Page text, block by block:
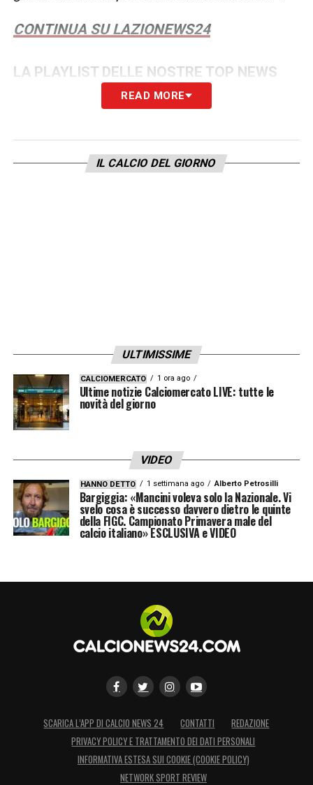
CONTINUA SU LAZIONEWS24
LA PLAYLIST DELLE NOSTRE TOP NEWS
READ MORE
IL CALCIO DEL GIORNO
ULTIMISSIME
CALCIOMERCATO 1 ora ago
Ultime notizie Calciomercato LIVE: tutte le
novità del giorno
VIDEO
HANNO DETTO 1 settimana ago Alberto Petrosilli
Bargiggia: «Mancini voleva solo la Nazionale. Vi
svelo cosa è successo davvero dietro le quinte
della FIGC. Campionato Primavera male del
calcio italiano» ESCLUSIVA e VIDEO
SCARICA L’APP DI CALCIO NEWS 24 CONTATTI
REDAZIONE
PRIVACY POLICY E TRATTAMENTO DEI DATI PERSONALI
INFORMATIVA ESTESA SUI COOKIE (COOKIE POLICY)
NETWORK SPORT REVIEW